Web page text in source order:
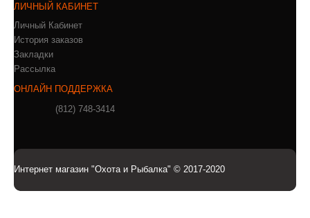
ЛИЧНЫЙ КАБИНЕТ
Личный Кабинет
История заказов
Закладки
Рассылка
ОНЛАЙН ПОДДЕРЖКА
(812) 748-3414
Интернет магазин "Охота и Рыбалка" © 2017-2020